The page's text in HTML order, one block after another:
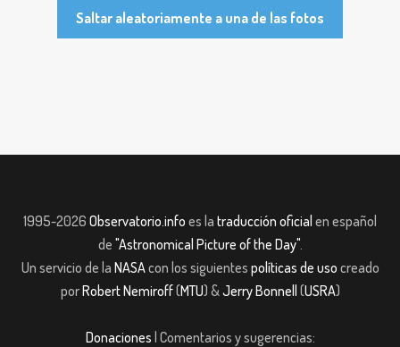
Saltar aleatoriamente a una de las fotos
1995-2026 Observatorio.info es la traducción oficial en español
de "Astronomical Picture of the Day".
Un servicio de la NASAcon los siguientes políticas de uso creado
porRobert Nemiroff(MTU) &Jerry Bonnell (USRA)
Donaciones | Comentarios y sugerencias: